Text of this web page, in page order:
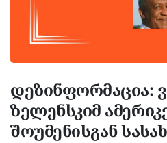
დეზინფორმაცია:
ზელენსკიმ
შოუმენისგან